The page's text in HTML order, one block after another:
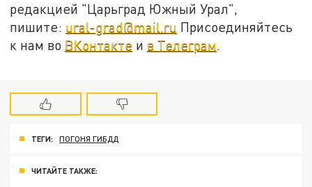
редакцией "Царьград Южный Урал",
пишите: ural-grad@mail.ru Присоединяйтесь
к нам во ВКонтакте и в Телеграм.
ТЕГИ: ПОГОНЯ ГИБДД
ЧИТАЙТЕ ТАКЖЕ: